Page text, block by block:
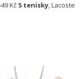
Kč 5 tenisky, Lacoste